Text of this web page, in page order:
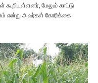
கூறியுள்ளனர், மேலும் காட்டு
என்று அவர்கள் கோரிக்கை